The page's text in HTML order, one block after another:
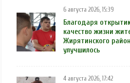
6 августа 2026, 15:39
Благодаря
качество жизни
Жирятинского
улучшилось
4 августа 2026, 17:42